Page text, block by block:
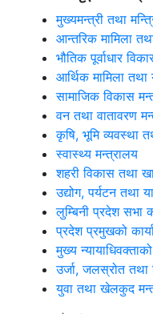
मुख्यमन्त्री तथा
आन्तरिक मामिला
भौतिक पूर्वाधार
आर्थिक मामिला तथा
सामाजिक विकास
वन तथा वातावरण
कृषि, भूमि व्यवस्था
स्वास्थ्य मन्त्रालय
शहरी विकास तथा
उद्योग, पर्यटन तथा
लुम्बिनी प्रदेश सभा
प्रदेश प्रमुखको
मुख्य
उर्जा, जलस्रोत तथा
युवा तथा खेलकुद